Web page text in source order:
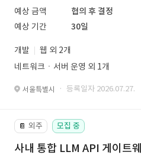
예상 금액
협의 후 결정
예상 기간
30일
개발
웹 외 2개
네트워크ㆍ서버 운영 외 1개
서울특별시 · 등록일자 2026.07.27.
📔 외주 모집 중
사내 통합 LLM API 게이트